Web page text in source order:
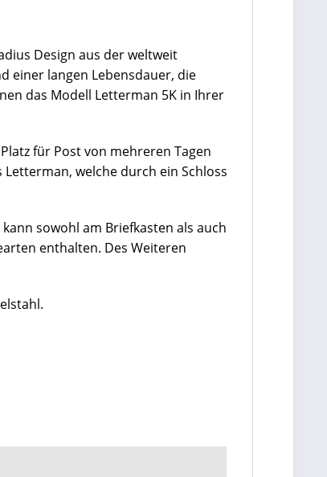
Design aus der weltweit
einer langen Lebensdauer, die
das Modell Letterman 5K in Ihrer
für Post von mehreren Tagen
welche durch ein Schloss
sowohl am Briefkasten als auch
enthalten. Des Weiteren